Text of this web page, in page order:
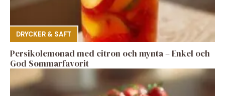
DRYCKER & SAFT
Persikolemonad med citron och mynta – Enkel och
God Sommarfavorit